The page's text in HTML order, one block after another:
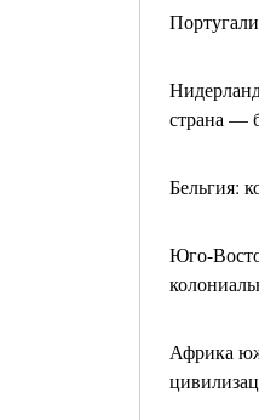
страна —
Бельгия:
Юго-
Африка